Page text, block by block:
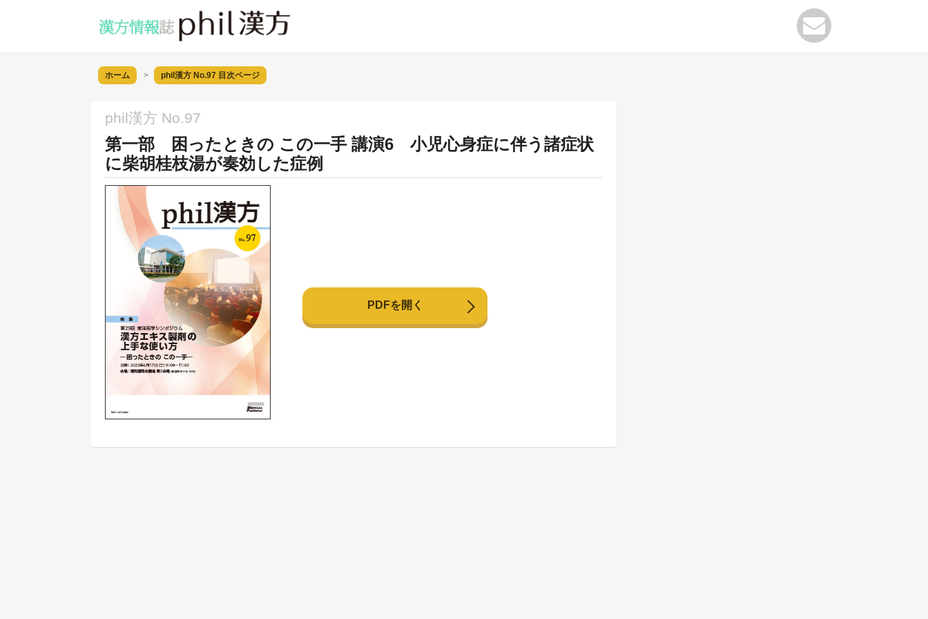
ホーム phil漢方 No.97 目次ページ
phil漢方 No.97
第一部 困ったときの この一手 講演6 小児心身症に伴う諸症状
に柴胡桂枝湯が奏効した症例
PDFを開く